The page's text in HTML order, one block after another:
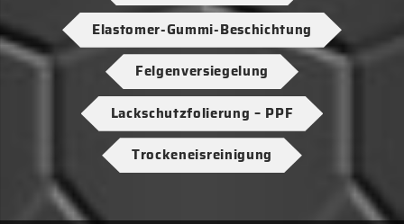
Elastomer-Gummi-Beschichtung
Felgenversiegelung
Lackschutzfolierung – PPF
Trockeneisreinigung